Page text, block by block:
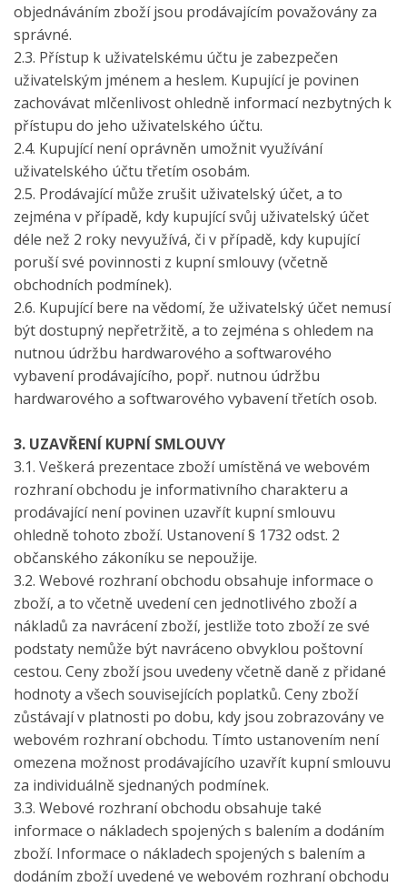
objednáváním zboží jsou prodávajícím považovány za
správné.
2.3. Přístup k uživatelskému účtu je zabezpečen
uživatelským jménem a heslem. Kupující je povinen
zachovávat mlčenlivost ohledně informací nezbytných k
přístupu do jeho uživatelského účtu.
2.4. Kupující není oprávněn umožnit využívání
uživatelského účtu třetím osobám.
2.5. Prodávající může zrušit uživatelský účet, a to
zejména v případě, kdy kupující svůj uživatelský účet
déle než 2 roky nevyužívá, či v případě, kdy kupující
poruší své povinnosti z kupní smlouvy (včetně
obchodních podmínek).
2.6. Kupující bere na vědomí, že uživatelský účet nemusí
být dostupný nepřetržitě, a to zejména s ohledem na
nutnou údržbu hardwarového a softwarového
vybavení prodávajícího, popř. nutnou údržbu
hardwarového a softwarového vybavení třetích osob.
3. UZAVŘENÍ KUPNÍ SMLOUVY
3.1. Veškerá prezentace zboží umístěná ve webovém
rozhraní obchodu je informativního charakteru a
prodávající není povinen uzavřít kupní smlouvu
ohledně tohoto zboží. Ustanovení § 1732 odst. 2
občanského zákoníku se nepoužije.
3.2. Webové rozhraní obchodu obsahuje informace o
zboží, a to včetně uvedení cen jednotlivého zboží a
nákladů za navrácení zboží, jestliže toto zboží ze své
podstaty nemůže být navráceno obvyklou poštovní
cestou. Ceny zboží jsou uvedeny včetně daně z přidané
hodnoty a všech souvisejících poplatků. Ceny zboží
zůstávají v platnosti po dobu, kdy jsou zobrazovány ve
webovém rozhraní obchodu. Tímto ustanovením není
omezena možnost prodávajícího uzavřít kupní smlouvu
za individuálně sjednaných podmínek.
3.3. Webové rozhraní obchodu obsahuje také
informace o nákladech spojených s balením a dodáním
zboží. Informace o nákladech spojených s balením a
dodáním zboží uvedené ve webovém rozhraní obchodu